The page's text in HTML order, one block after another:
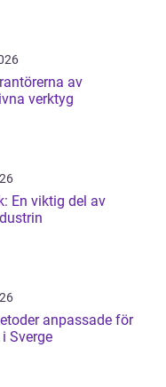
av
verktyg
En viktig del av
anpassade för
Sverge